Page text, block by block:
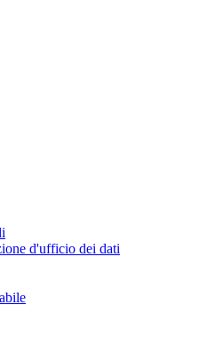
d'ufficio dei dati